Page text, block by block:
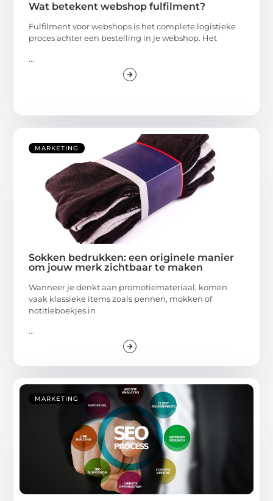
Wat betekent webshop fulfilment?
Fulfilment voor webshops is het complete logistieke
proces achter een bestelling in je webshop. Het
...
MARKETING
Sokken bedrukken: een originele manier
om jouw merk zichtbaar te maken
Wanneer je denkt aan promotiemateriaal, komen
vaak klassieke items zoals pennen, mokken of
notitieboekjes in
...
MARKETING